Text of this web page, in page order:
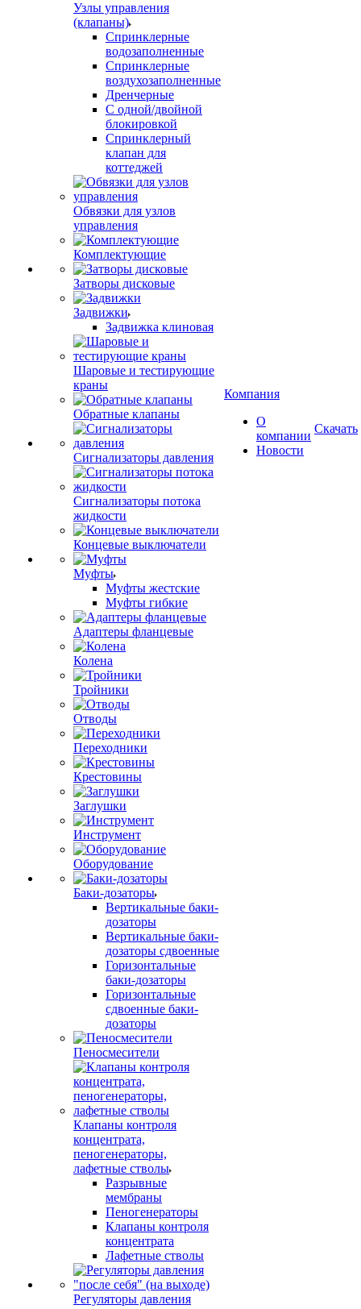
Узлы управления
(клапаны)
Спринклерные
водозаполненные
Спринклерные
воздухозаполненные
Дренчерные
С одной/двойной
блокировкой
Спринклерный
клапан для
коттеджей
Обвязки для узлов
управления
Комплектующие
Затворы дисковые
Задвижки
Задвижка клиновая
Шаровые и тестирующие
краны
Обратные клапаны
Сигнализаторы давления
Сигнализаторы потока
жидкости
Концевые выключатели
Муфты
Муфты жестские
Муфты гибкие
Адаптеры фланцевые
Колена
Тройники
Отводы
Переходники
Крестовины
Заглушки
Инструмент
Оборудование
Баки-дозаторы
Вертикальные баки-
дозаторы
Вертикальные баки-
дозаторы сдвоенные
Горизонтальные
баки-дозаторы
Горизонтальные
сдвоенные баки-
дозаторы
Пеносмесители
Клапаны контроля
концентрата,
пеногенераторы,
лафетные стволы
Разрывные
мембраны
Пеногенераторы
Клапаны контроля
концентрата
Лафетные стволы
Регуляторы давления
Компания
О
компании
Новости
Скачать